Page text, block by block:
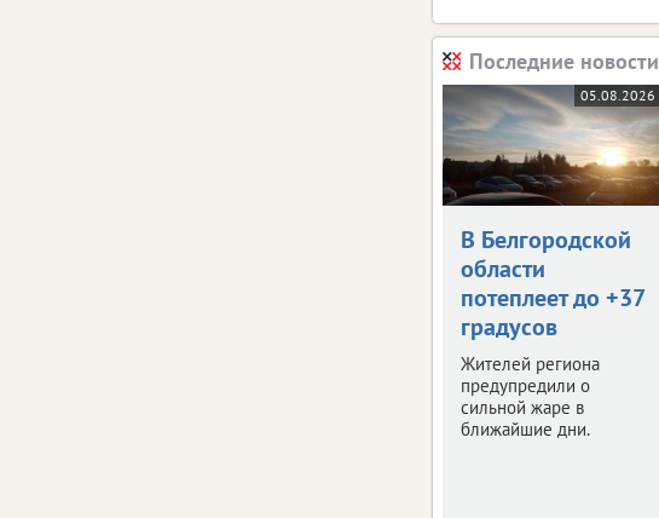
Последние новости
05.08.2026
В Белгородской
области
потеплеет до +37
градусов
Жителей региона
предупредили о
сильной жаре в
ближайшие дни.